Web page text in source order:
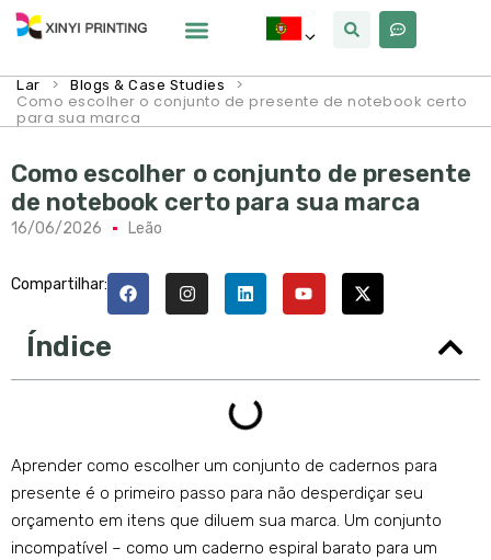
Lar > Blogs & Case Studies >
Como escolher o conjunto de presente de notebook certo
para sua marca
Como escolher o conjunto de presente
de notebook certo para sua marca
16/06/2026 Leão
Compartilhar:
Índice
Aprender como escolher um conjunto de cadernos para
presente é o primeiro passo para não desperdiçar seu
orçamento em itens que diluem sua marca. Um conjunto
incompatível – como um caderno espiral barato para um